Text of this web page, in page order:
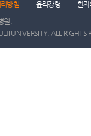
방침 윤리강령
환자
.
UNIVERSITY. ALL RIGHTS